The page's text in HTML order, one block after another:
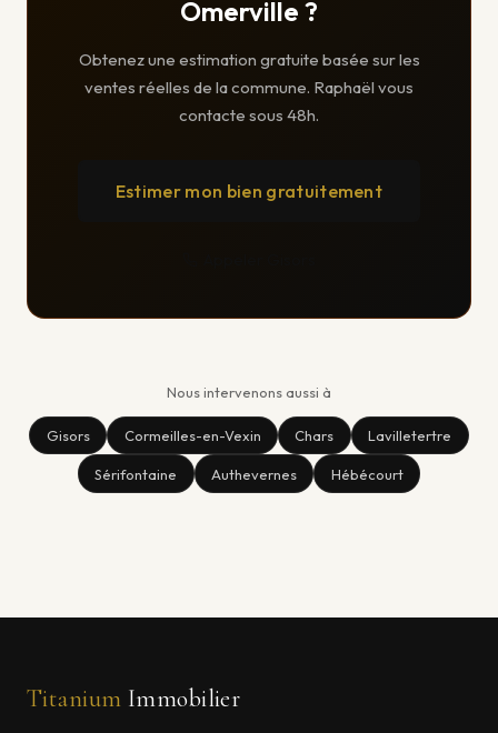
Omerville ?
Obtenez une estimation gratuite basée sur les
ventes réelles de la commune. Raphaël vous
contacte sous 48h.
Estimer mon bien gratuitement
Nous intervenons aussi à
Gisors Cormeilles-en-Vexin Chars Lavilletertre
Sérifontaine Authevernes Hébécourt
Titanium Immobilier